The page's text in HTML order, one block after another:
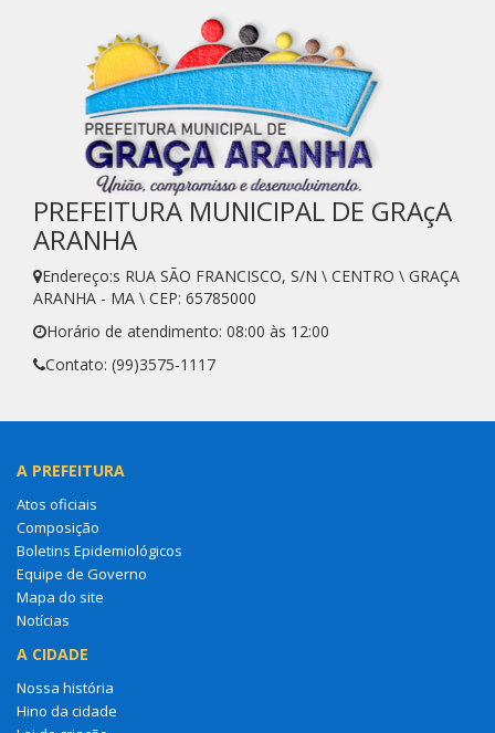
PREFEITURA MUNICIPAL DE GRAçA
ARANHA
Endereço:s RUA SÃO FRANCISCO, S/N \ CENTRO \ GRAÇA
ARANHA - MA \ CEP: 65785000
Horário de atendimento: 08:00 às 12:00
Contato: (99)3575-1117
A PREFEITURA
Atos oficiais
Composição
Boletins Epidemiológicos
Equipe de Governo
Mapa do site
Notícias
A CIDADE
Nossa história
Hino da cidade